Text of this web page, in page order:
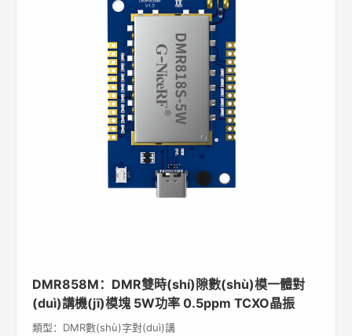
DMR858M：DMR雙時(shí)隙數(shù)模一體對
(duì)講機(jī)模塊 5W功率 0.5ppm TCXO晶振
類型：DMR數(shù)字對(duì)講